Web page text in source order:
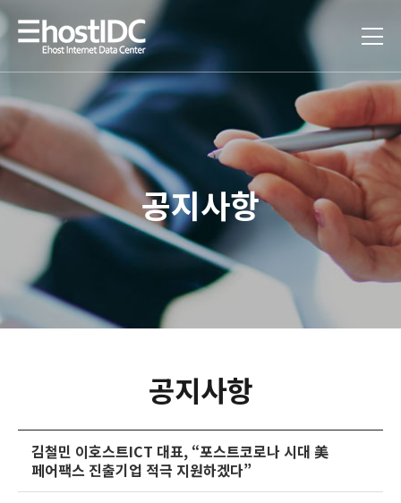
공지사항
공지사항
김철민 이호스트ICT 대표, “포스트코로나 시대 美
페어팩스 진출기업 적극 지원하겠다”